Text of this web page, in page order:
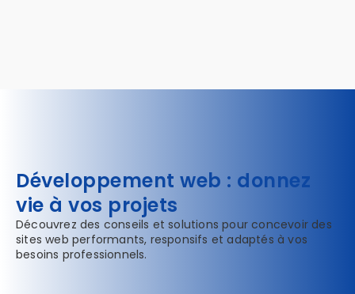
Développement web : donnez
vie à vos projets
Découvrez des conseils et solutions pour concevoir des
sites web performants, responsifs et adaptés à vos
besoins professionnels.